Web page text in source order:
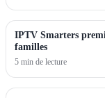
IPTV Smarters
familles
5 min de lecture